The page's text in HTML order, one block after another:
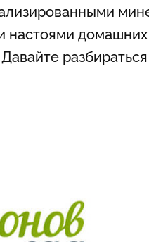
настоями